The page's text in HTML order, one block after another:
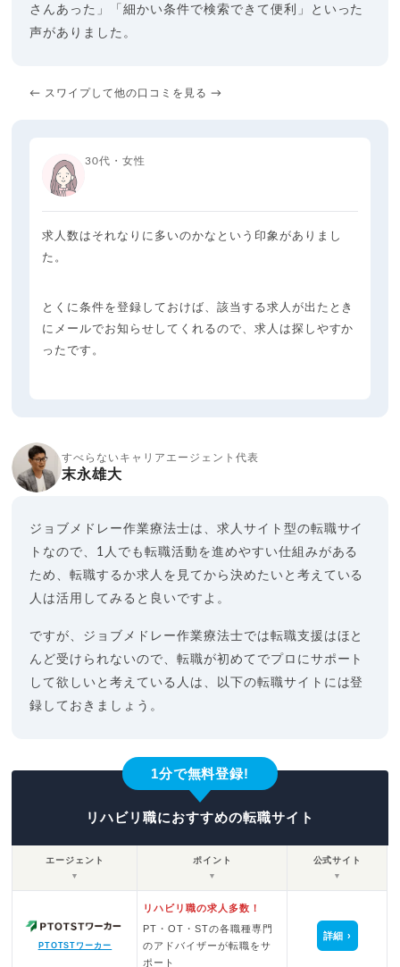
さんあった」「細かい条件で検索できて便利」といった
声がありました。
← スワイプして他の口コミを見る →
30代・女性
求人数はそれなりに多いのかなという印象がありまし
た。
とくに条件を登録しておけば、該当する求人が出たとき
にメールでお知らせしてくれるので、求人は探しやすか
ったです。
すべらないキャリアエージェント代表
末永雄大
ジョブメドレー作業療法士は、求人サイト型の転職サイ
トなので、1人でも転職活動を進めやすい仕組みがある
ため、転職するか求人を見てから決めたいと考えている
人は活用してみると良いですよ。
ですが、ジョブメドレー作業療法士では転職支援はほと
んど受けられないので、転職が初めてでプロにサポート
して欲しいと考えている人は、以下の転職サイトには登
録しておきましょう。
1分で無料登録!
リハビリ職におすすめの転職サイト
エージェント
▼
ポイント
▼
公式サイト
▼
PTOTSTワーカー
リハビリ職の求人多数！
PT・OT・STの各職種専門
のアドバイザーが転職をサ
ポート
詳細